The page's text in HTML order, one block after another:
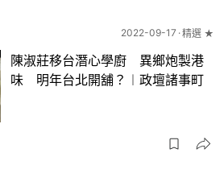
2022-09-17 精選 ★
陳淑莊移台潛心學廚 異鄉炮製港
味 明年台北開舖？︱政壇諸事町